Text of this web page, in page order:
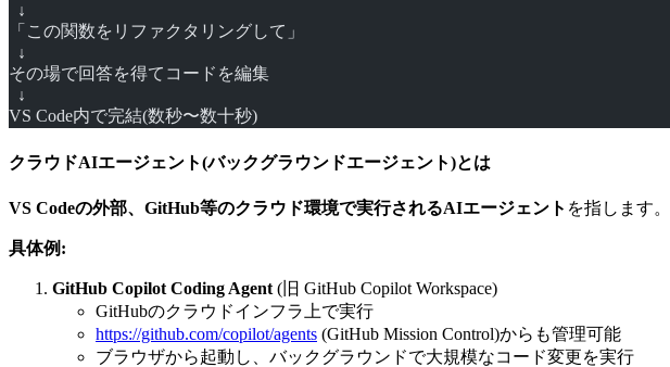
  ↓
「この関数をリファクタリングして」
  ↓
その場で回答を得てコードを編集
  ↓
VS Code内で完結(数秒〜数十秒)
クラウドAIエージェント(バックグラウンドエージェント)とは
VS Codeの外部、GitHub等のクラウド環境で実行されるAIエージェント を指します。
具体例:
GitHub Copilot Coding Agent (旧 GitHub Copilot Workspace)
GitHubのクラウドインフラ上で実行
https://github.com/copilot/agents (GitHub Mission Control)からも管理可能
ブラウザから起動し、バックグラウンドで大規模なコード変更を実行